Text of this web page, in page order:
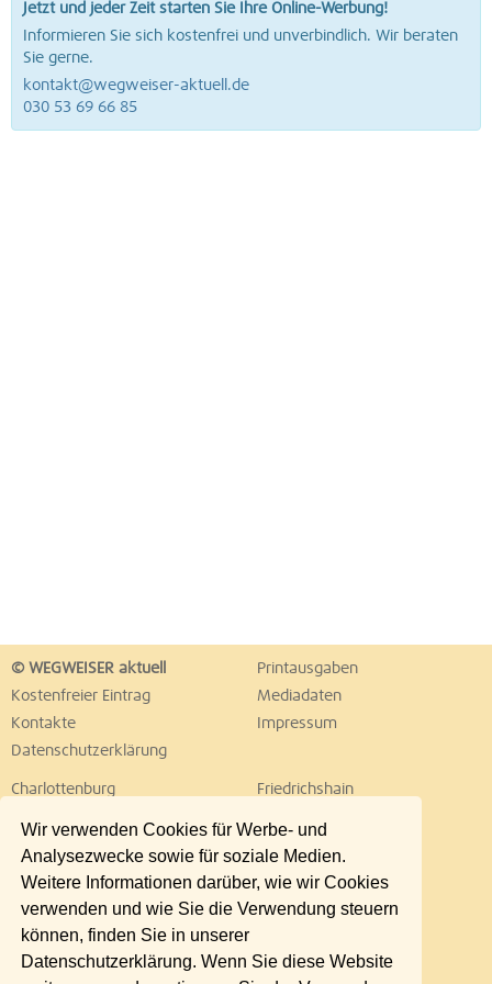
Wir verwenden Cookies für Werbe- und
Analysezwecke sowie für soziale Medien.
Weitere Informationen darüber, wie wir Cookies
verwenden und wie Sie die Verwendung steuern
können, finden Sie in unserer
Datenschutzerklärung. Wenn Sie diese Website
Jetzt und jeder Zeit starten Sie Ihre Online-Werbung!
Informieren Sie sich kostenfrei und unverbindlich. Wir beraten
Sie gerne.
kontakt@wegweiser-aktuell.de
030 53 69 66 85
© WEGWEISER aktuell
Printausgaben
Kostenfreier Eintrag
Mediadaten
Kontakte
Impressum
Datenschutzerklärung
Charlottenburg
Friedrichshain
Lichtenberg
Marzahn
Neukölln
Pankow
Reinickendorf
Schöneberg